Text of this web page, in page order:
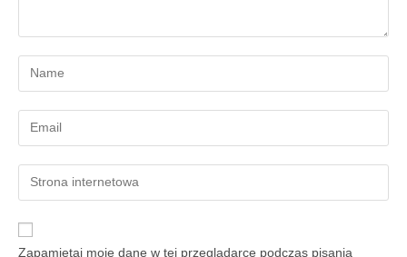
Zapamiętaj moje dane w tej przeglądarce podczas pisania